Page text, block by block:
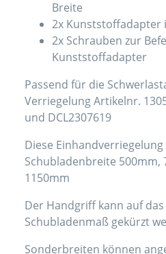
Breite
2x Kunststoffadapter
2x Schrauben zur
Kunststoffadapter
Passend für die
Verriegelung Artikelnr.
und DCL2307619
Diese
Schubladenbreite 500mm,
1150mm
Der Handgriff kann auf
Schubladenmaß gekürzt
Sonderbreiten können